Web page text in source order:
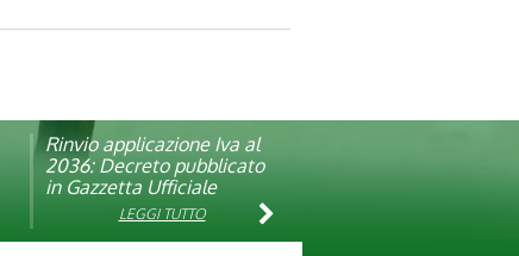
Rinvio applicazione Iva al
2036: Decreto pubblicato
in Gazzetta Ufficiale
LEGGI TUTTO
Visita veterinaria annuale
LEGGI TUTTO